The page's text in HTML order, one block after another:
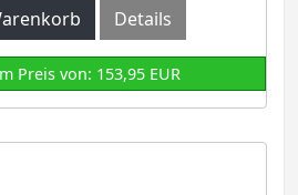
Details
Preis von: 153,95 EUR